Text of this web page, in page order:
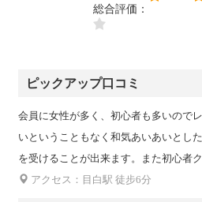
総合評価：
ピックアップ口コミ
会員に女性が多く、初心者も多いので
いということもなく和気あいあいとし
を受けることが出来ます。また初心者
アクセス：目白駅 徒步6分